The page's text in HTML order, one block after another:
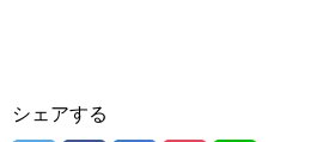
シェアする